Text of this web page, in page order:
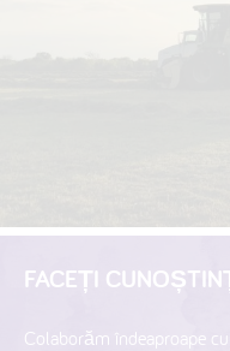
FACEȚI
Colaborăm îndeaproape